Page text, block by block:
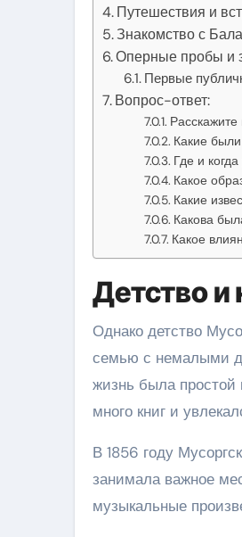
Путешествия и
Знакомство с
Оперные пробы и
Первые
Вопрос-ответ:
Какие
Где и
Какое
Какие
Какова
Какое
Детство и
Однако детство
семью с немалыми
жизнь была простой
много книг и
В 1856 году
занимала важное
музыкальные